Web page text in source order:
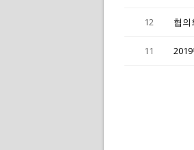
12 협의
11